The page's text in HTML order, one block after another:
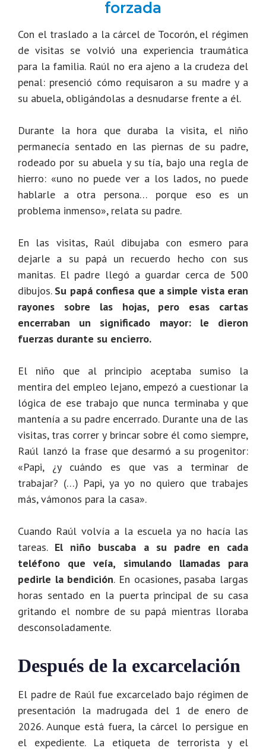
forzada
Con el traslado a la cárcel de Tocorón, el régimen
de visitas se volvió una experiencia traumática
para la familia. Raúl no era ajeno a la crudeza del
penal: presenció cómo requisaron a su madre y a
su abuela, obligándolas a desnudarse frente a él.
Durante la hora que duraba la visita, el niño
permanecía sentado en las piernas de su padre,
rodeado por su abuela y su tía, bajo una regla de
hierro: «uno no puede ver a los lados, no puede
hablarle a otra persona… porque eso es un
problema inmenso», relata su padre.
En las visitas, Raúl dibujaba con esmero para
dejarle a su papá un recuerdo hecho con sus
manitas. El padre llegó a guardar cerca de 500
dibujos. Su papá confiesa que a simple vista eran
rayones sobre las hojas, pero esas cartas
encerraban un significado mayor: le dieron
fuerzas durante su encierro.
El niño que al principio aceptaba sumiso la
mentira del empleo lejano, empezó a cuestionar la
lógica de ese trabajo que nunca terminaba y que
mantenía a su padre encerrado. Durante una de las
visitas, tras correr y brincar sobre él como siempre,
Raúl lanzó la frase que desarmó a su progenitor:
«Papi, ¿y cuándo es que vas a terminar de
trabajar? (…) Papi, ya yo no quiero que trabajes
más, vámonos para la casa».
Cuando Raúl volvía a la escuela ya no hacía las
tareas. El niño buscaba a su padre en cada
teléfono que veía, simulando llamadas para
pedirle la bendición. En ocasiones, pasaba largas
horas sentado en la puerta principal de su casa
gritando el nombre de su papá mientras lloraba
desconsoladamente.
Después de la excarcelación
El padre de Raúl fue excarcelado bajo régimen de
presentación la madrugada del 1 de enero de
2026. Aunque está fuera, la cárcel lo persigue en
el expediente. La etiqueta de terrorista y el